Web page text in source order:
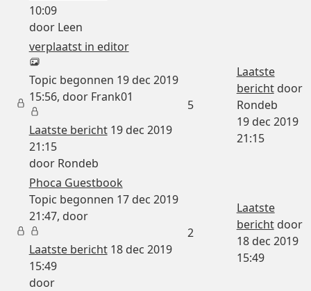
10:09
door Leen
verplaatst in editor
Topic begonnen 19 dec 2019
15:56, door Frank01
Laatste bericht19 dec 2019
21:15
door Rondeb
5
Laatste
berichtdoor
Rondeb
19 dec 2019
21:15
Phoca Guestbook
Topic begonnen 17 dec 2019
21:47, door
Laatste bericht18 dec 2019
15:49
door
2
Laatste
berichtdoor
18 dec 2019
15:49